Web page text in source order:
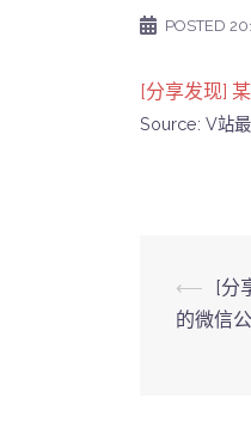
POSTED
[分享发现]
Source: V站
⟵
[分
的微信